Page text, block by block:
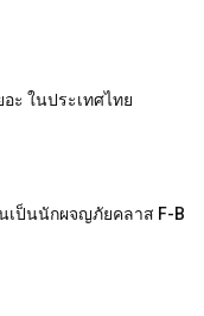
ะ ในประเทศไทย
เป็นนักผจญภัยคลาส F-B